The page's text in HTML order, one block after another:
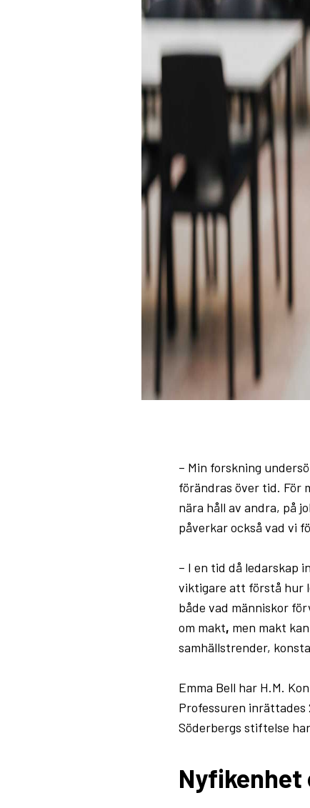
– Min forskning
förändras över tid. För
nära håll av andra, på
påverkar också vad vi
– I en tid då ledarskap
viktigare att förstå hur
både vad människor
om makt, men makt
samhällstrender,
Emma Bell har H.M.
Professuren inrättades
Söderbergs stiftelse
Nyfikenhet